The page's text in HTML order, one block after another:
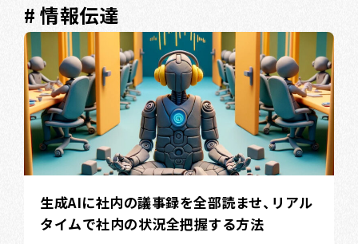
# 情報伝達
生成AIに社内の議事録を全部読ませ、リアル
タイムで社内の状況全把握する方法